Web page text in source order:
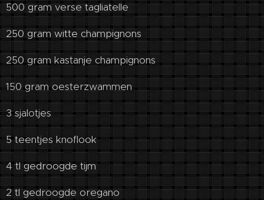
500 gram verse tagliatelle
250 gram witte champignons
250 gram kastanje champignons
150 gram oesterzwammen
3 sjalotjes
5 teentjes knoflook
4 tl gedroogde tijm
2 tl gedroogde oregano